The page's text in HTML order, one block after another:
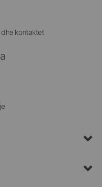
kontaktet